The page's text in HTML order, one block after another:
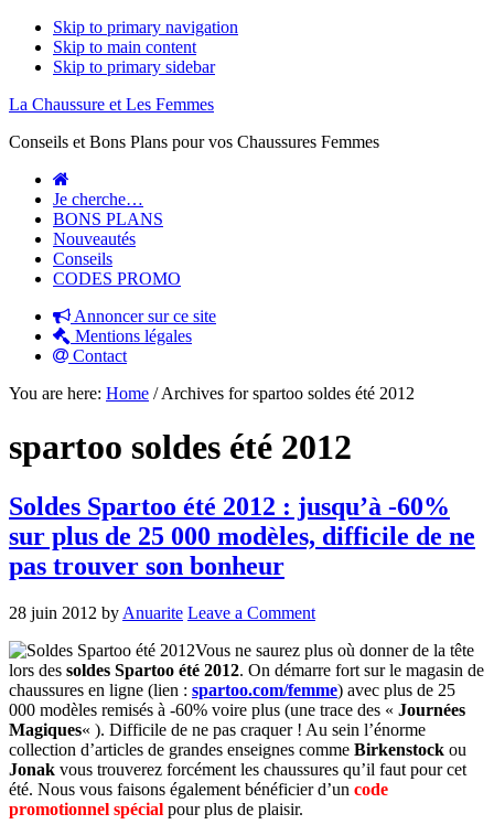
Skip to primary navigation
Skip to main content
Skip to primary sidebar
La Chaussure et Les Femmes
Conseils et Bons Plans pour vos Chaussures Femmes
Je cherche…
BONS PLANS
Nouveautés
Conseils
CODES PROMO
Annoncer sur ce site
Mentions légales
Contact
You are here: Home /Archives for spartoo soldes été 2012
spartoo soldes été 2012
Soldes Spartoo été 2012 : jusqu’à -60%
sur plus de 25 000 modèles, difficile de ne
pas trouver son bonheur
28 juin 2012 by Anuarite Leave a Comment
Vous ne saurez plus où donner de la tête
lors des soldes Spartoo été 2012. On démarre fort sur le magasin de
chaussures en ligne (lien : spartoo.com/femme) avec plus de 25
000 modèles remisés à -60% voire plus (une trace des « Journées
Magiques« ). Difficile de ne pas craquer ! Au sein l’énorme
collection d’articles de grandes enseignes comme Birkenstock ou
Jonak vous trouverez forcément les chaussures qu’il faut pour cet
été. Nous vous faisons également bénéficier d’un code
promotionnel spécial pour plus de plaisir.